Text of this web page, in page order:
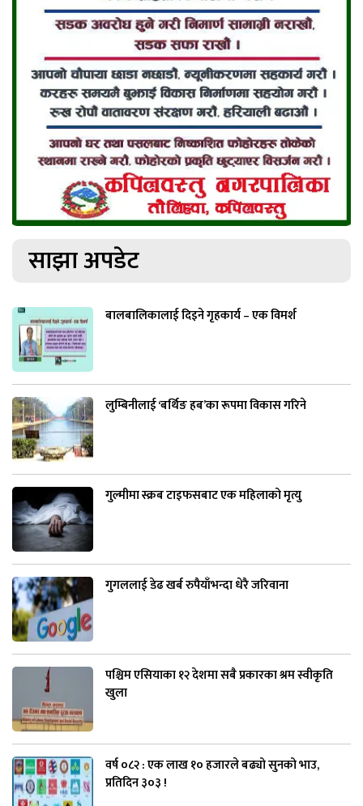
साझा अपडेट
बालबालिकालाई दिइने गृहकार्य – एक विमर्श
लुम्बिनीलाई ‘बर्थिङ हब’का रूपमा विकास गरिने
गुल्मीमा स्क्रब टाइफसबाट एक महिलाको मृत्यु
गुगललाई डेढ खर्ब रुपैयाँभन्दा धेरै जरिवाना
पश्चिम एसियाका १२ देशमा सबै प्रकारका श्रम स्वीकृति
खुला
वर्ष ०८२ : एक लाख १० हजारले बढ्यो सुनको भाउ,
प्रतिदिन ३०३ !